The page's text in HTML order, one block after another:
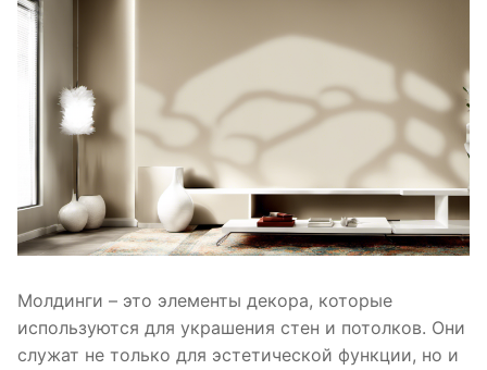
Молдинги – это элементы декора, которые
используются для украшения стен и потолков. Они
служат не только для эстетической функции, но и